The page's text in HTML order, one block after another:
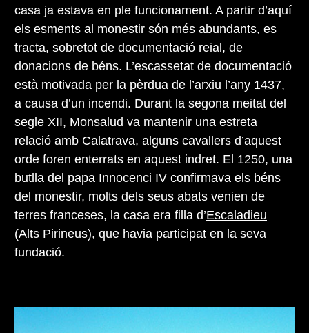
casa ja estava en ple funcionament. A partir d’aquí
els esments al monestir són més abundants, es
tracta, sobretot de documentació reial, de
donacions de béns. L’escassetat de documentació
està motivada per la pèrdua de l’arxiu l’any 1437,
a causa d’un incendi. Durant la segona meitat del
segle XII, Monsalud va mantenir una estreta
relació amb Calatrava, alguns cavallers d’aquest
orde foren enterrats en aquest indret. El 1250, una
butlla del papa Innocenci IV confirmava els béns
del monestir, molts dels seus abats venien de
terres franceses, la casa era filla d’Escaladieu
(Alts Pirineus), que havia participat en la seva
fundació.